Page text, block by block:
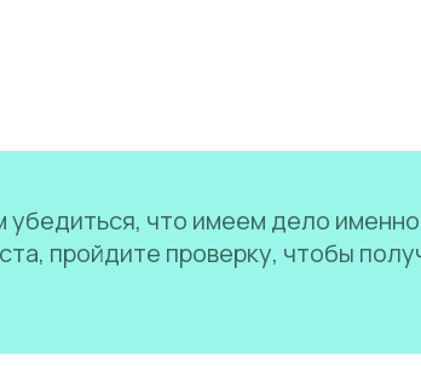
что имеем дело именно
пройдите проверку, чтобы